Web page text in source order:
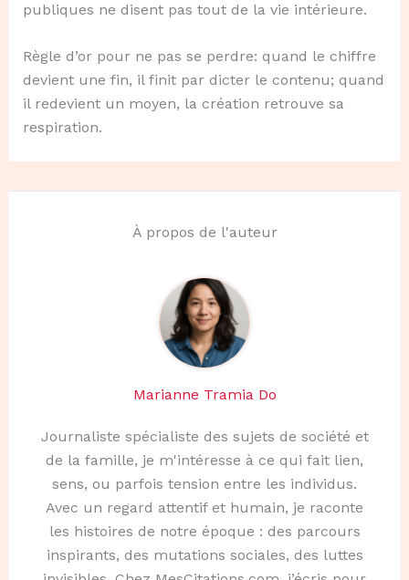
publiques ne disent pas tout de la vie intérieure.
Règle d’or pour ne pas se perdre: quand le chiffre
devient une fin, il finit par dicter le contenu; quand
il redevient un moyen, la création retrouve sa
respiration.
À propos de l'auteur
Marianne Tramia Do
Journaliste spécialiste des sujets de société et
de la famille, je m'intéresse à ce qui fait lien,
sens, ou parfois tension entre les individus.
Avec un regard attentif et humain, je raconte
les histoires de notre époque : des parcours
inspirants, des mutations sociales, des luttes